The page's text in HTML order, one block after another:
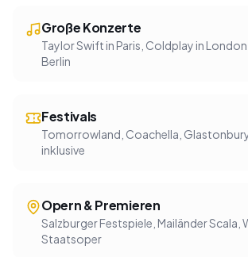
Große Konzerte
Taylor Swift in Paris, Coldplay in
Berlin
Festivals
Tomorrowland, Coachella,
inklusive
Opern & Premieren
Salzburger Festspiele, Mailänder Scala,
Staatsoper